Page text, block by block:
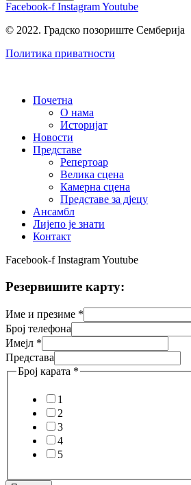
Facebook-f InstagramYoutube
© 2022. Градско позориште Семберија
Политика приватности
Почетна
О нама
Историјат
Новости
Представе
Репертоар
Велика сцена
Камерна сцена
Представе за дјецу
Ансамбл
Лијепо је знати
Контакт
Facebook-f InstagramYoutube
Резервишите карту:
Име и презиме *
Број телефона
Имејл *
Представа
Број карата *
1
2
3
4
5